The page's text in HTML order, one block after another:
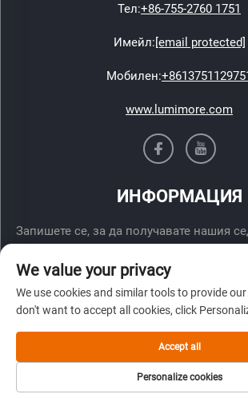
Тел:+86-755-2760 1751
Имейл:[email protected]
Мобилен:
www.lumimore.com
ИНФОРМАЦИЯ
Запишете се, за да получавате нашия
Изпрати
We value your privacy
We use cookies and similar tools to provide
don't want to accept all cookies, click
Personalize cookies
Accept all